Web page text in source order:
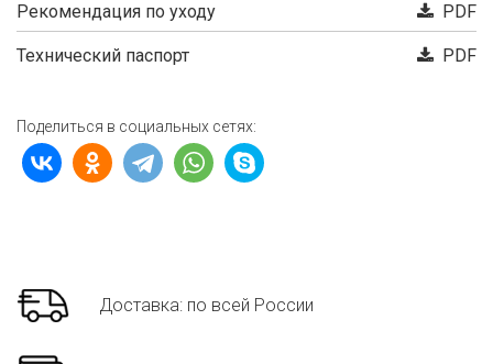
Рекомендация по уходу PDF
Технический паспорт PDF
Поделиться в социальных сетях:
Доставка: по всей России